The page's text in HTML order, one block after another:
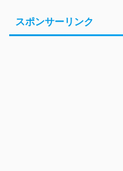
スポンサーリンク